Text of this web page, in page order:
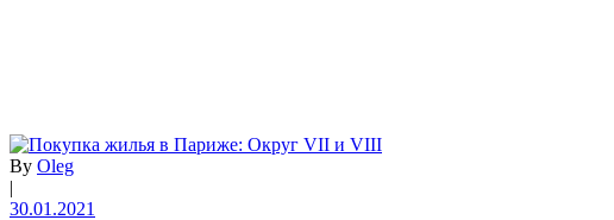
By Oleg
|
30.01.2021